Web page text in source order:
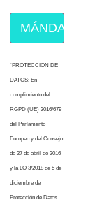
MÁNDAME
“PROTECCION DE
DATOS: En
cumplimiento del
RGPD (UE) 2016/679
del Parlamento
Europeo y del Consejo
de 27 de abril de 2016
y la LO 3/2018 de 5 de
diciembre de
Protección de Datos